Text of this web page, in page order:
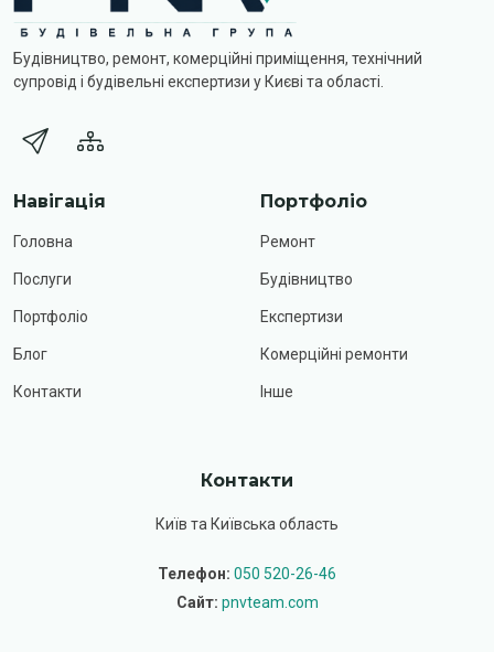
Будівництво, ремонт, комерційні приміщення, технічний
супровід і будівельні експертизи у Києві та області.
Навігація
Головна
Послуги
Портфоліо
Блог
Контакти
Портфоліо
Ремонт
Будівництво
Експертизи
Комерційні ремонти
Інше
Контакти
Київ та Київська область
Телефон: 050 520-26-46
Сайт: pnvteam.com